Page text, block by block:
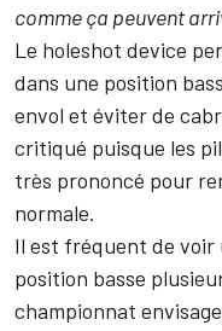
comme ça peuvent
Le holeshot device
dans une position
envol et éviter de
critiqué puisque les
très prononcé pour
normale.
Il est fréquent de voir
position basse
championnat